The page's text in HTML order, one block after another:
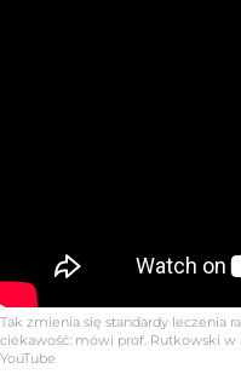
Tak zmienia się standardy leczenia
ciekawość: mówi prof. Rutkowski w
YouTube